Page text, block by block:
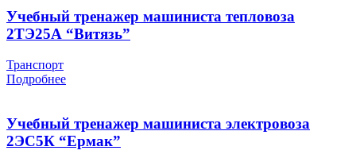
Учебный тренажер машиниста тепловоза
2ТЭ25А “Витязь”
Транспорт
Подробнее
Учебный тренажер машиниста электровоза
2ЭС5К “Ермак”